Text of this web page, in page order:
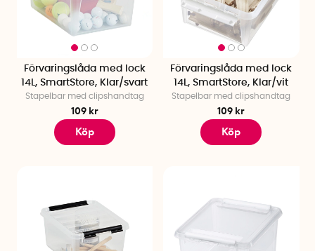
Förvaringslåda med lock
14L, SmartStore, Klar/svart
Stapelbar med clipshandtag
109 kr
Köp
Förvaringslåda med lock
14L, SmartStore, Klar/vit
Stapelbar med clipshandtag
109 kr
Köp